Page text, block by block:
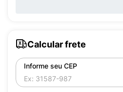
Calcular frete
Informe seu CEP